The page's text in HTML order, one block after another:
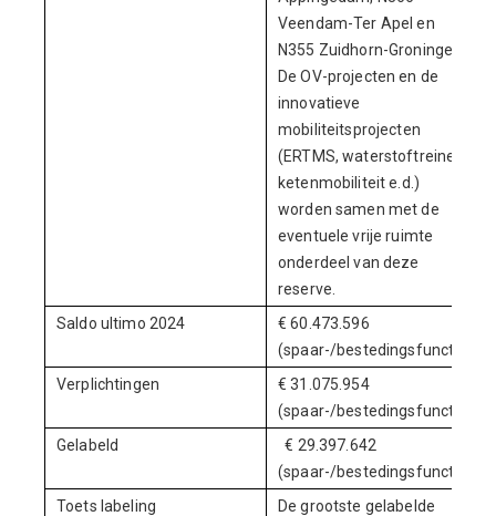
Veendam-Ter Apel en
N355 Zuidhorn-Groningen).
De OV-projecten en de
innovatieve
mobiliteitsprojecten
(ERTMS, waterstoftreinen,
ketenmobiliteit e.d.)
worden samen met de
eventuele vrije ruimte
onderdeel van deze
reserve.
Saldo ultimo 2024
€ 60.473.596
(spaar-/bestedingsfunctie)
Verplichtingen
€ 31.075.954
(spaar-/bestedingsfunctie)
Gelabeld
€ 29.397.642
(spaar-/bestedingsfunctie)
Toets labeling
De grootste gelabelde